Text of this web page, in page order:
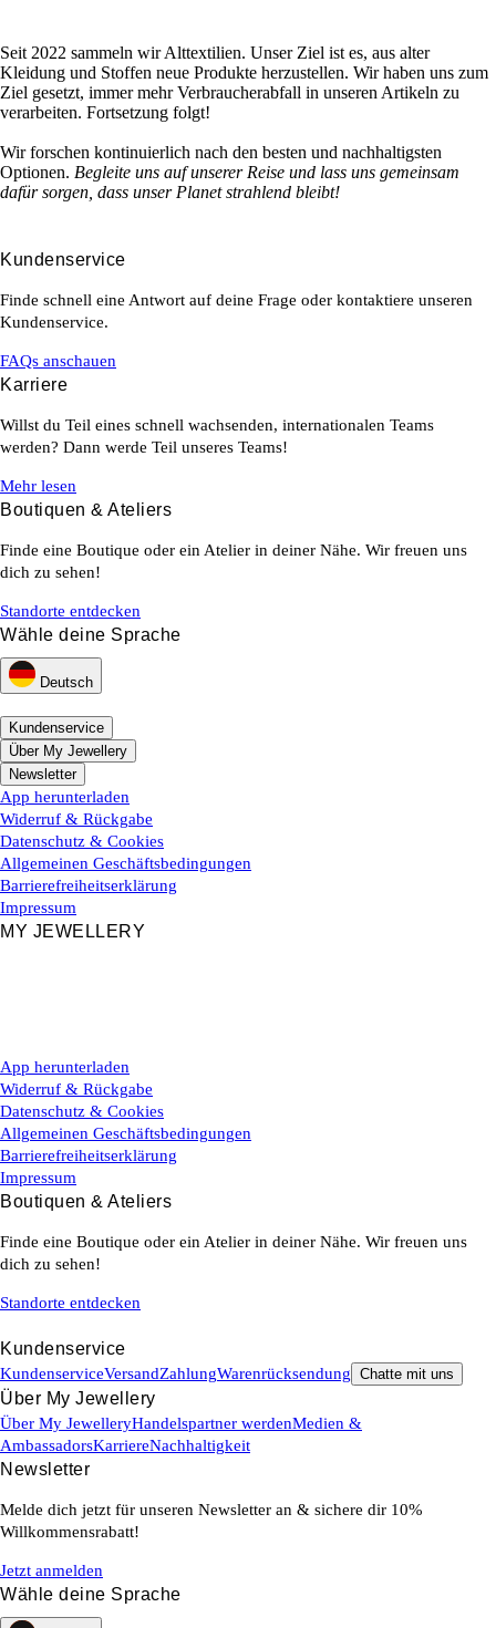
Seit 2022 sammeln wir Alttextilien. Unser Ziel ist es, aus alter
Kleidung und Stoffen neue Produkte herzustellen. Wir haben uns zum
Ziel gesetzt, immer mehr Verbraucherabfall in unseren Artikeln zu
verarbeiten. Fortsetzung folgt!
Wir forschen kontinuierlich nach den besten und nachhaltigsten
Optionen. Begleite uns auf unserer Reise und lass uns gemeinsam
dafür sorgen, dass unser Planet strahlend bleibt!
Kundenservice
Finde schnell eine Antwort auf deine Frage oder kontaktiere unseren
Kundenservice.
FAQs anschauen
Karriere
Willst du Teil eines schnell wachsenden, internationalen Teams
werden? Dann werde Teil unseres Teams!
Mehr lesen
Boutiquen & Ateliers
Finde eine Boutique oder ein Atelier in deiner Nähe. Wir freuen uns
dich zu sehen!
Standorte entdecken
Wähle deine Sprache
Deutsch
Kundenservice
Über My Jewellery
Newsletter
App herunterladen
Widerruf & Rückgabe
Datenschutz & Cookies
Allgemeinen Geschäftsbedingungen
Barrierefreiheitserklärung
Impressum
MY JEWELLERY
App herunterladen
Widerruf & Rückgabe
Datenschutz & Cookies
Allgemeinen Geschäftsbedingungen
Barrierefreiheitserklärung
Impressum
Boutiquen & Ateliers
Finde eine Boutique oder ein Atelier in deiner Nähe. Wir freuen uns
dich zu sehen!
Standorte entdecken
Kundenservice
KundenserviceVersandZahlungWarenrücksendung Chatte mit uns
Über My Jewellery
Über My JewelleryHandelspartner werdenMedien &
AmbassadorsKarriereNachhaltigkeit
Newsletter
Melde dich jetzt für unseren Newsletter an & sichere dir 10%
Willkommensrabatt!
Jetzt anmelden
Wähle deine Sprache